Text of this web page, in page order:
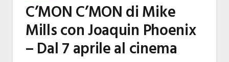
C’MON C’MON di Mike
Mills con Joaquin Phoenix
– Dal 7 aprile al cinema